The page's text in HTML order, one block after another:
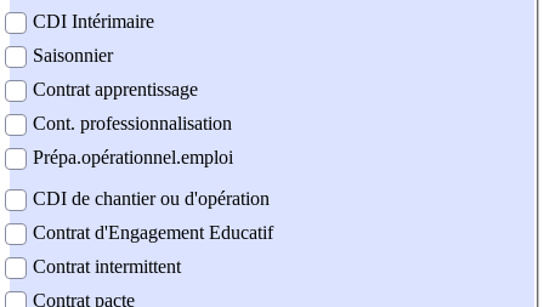
CDI Intérimaire
Saisonnier
Contrat apprentissage
Cont. professionnalisation
Prépa.opérationnel.emploi
CDI de chantier ou d'opération
Contrat d'Engagement Educatif
Contrat intermittent
Contrat pacte